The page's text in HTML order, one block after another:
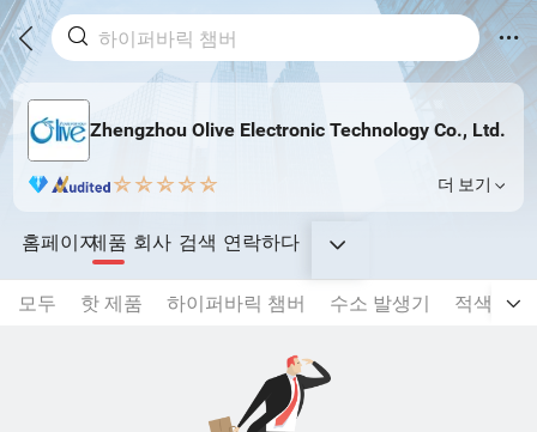
Zhengzhou Olive Electronic Technology Co., Ltd.
더 보기
홈페이지제품 회사 검색 연락하다
모두 핫 제품 하이퍼바릭 챔버 수소 발생기 적색광